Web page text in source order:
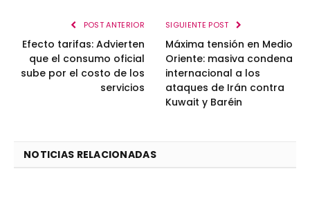
POST ANTERIOR
Efecto tarifas: Advierten
que el consumo oficial
sube por el costo de los
servicios
SIGUIENTE POST
Máxima tensión en Medio
Oriente: masiva condena
internacional a los
ataques de Irán contra
Kuwait y Baréin
NOTICIAS RELACIONADAS